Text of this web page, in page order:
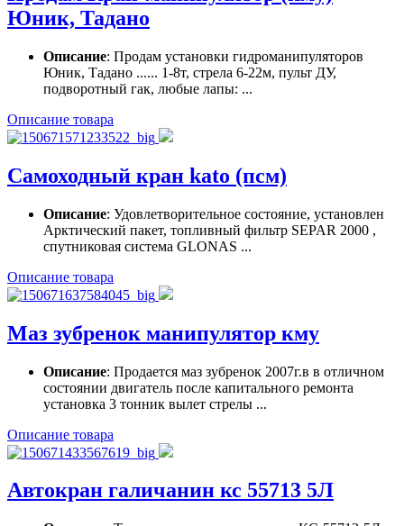
Юник, Тадано
Описание: Продам установки гидроманипуляторов
Юник, Тадано ...... 1-8т, стрела 6-22м, пульт ДУ,
подворотный гак, любые лапы: ...
Описание товара
Самоходный кран kato (псм)
Описание: Удовлетворительное состояние, установлен
Арктический пакет, топливный фильтр SEPAR 2000 ,
спутниковая система GLONAS ...
Описание товара
Маз зубренок манипулятор кму
Описание: Продается маз зубренок 2007г.в в отличном
состоянии двигатель после капитального ремонта
установка 3 тонник вылет стрелы ...
Описание товара
Автокран галичанин кс 55713 5Л